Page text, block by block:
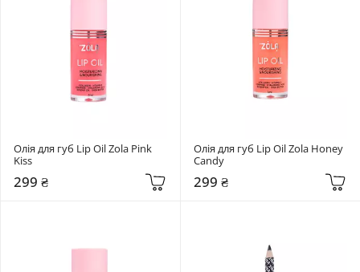
Олія для губ Lip Oil Zola Pink
Kiss
299 ₴
Олія для губ Lip Oil Zola Honey
Candy
299 ₴